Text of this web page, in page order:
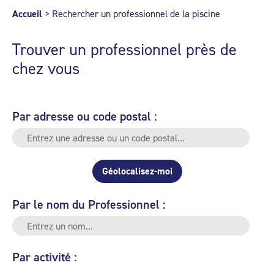
Accueil > Rechercher un professionnel de la piscine
Trouver un professionnel près de
chez vous
Par adresse ou code postal :
Géolocalisez-moi
Par le nom du Professionnel :
Par activité :